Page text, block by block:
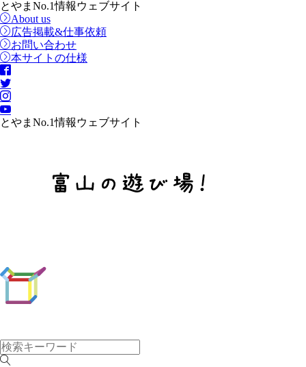
とやまNo.1情報ウェブサイト
About us
広告掲載&仕事依頼
お問い合わせ
本サイトの仕様
とやまNo.1情報ウェブサイト